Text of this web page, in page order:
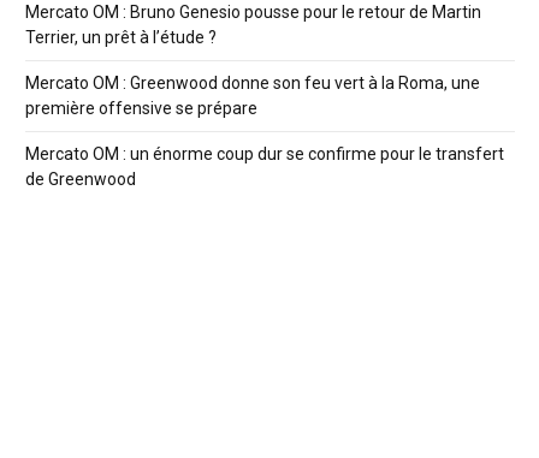
Mercato OM : Bruno Genesio pousse pour le retour de Martin
Terrier, un prêt à l’étude ?
Mercato OM : Greenwood donne son feu vert à la Roma, une
première offensive se prépare
Mercato OM : un énorme coup dur se confirme pour le transfert
de Greenwood